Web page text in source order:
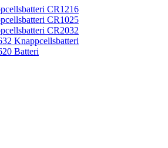
CR1216
CR1025
CR2032
Knappcellsbatteri
Batteri